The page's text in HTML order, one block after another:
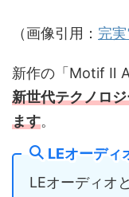
（画像引用： 完実
新作の「Motif Ⅱ
新世代テクノロ
ます。
LEオーディ
LEオーディオ